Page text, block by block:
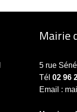
Mairie
5 rue
Tél02 96
Email :